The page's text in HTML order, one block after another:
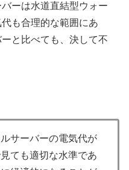
ーは水道直結型ウォー
も合理的な範囲にあ
と比べても、決して不
サーバーの電気代が
ても適切な水準であ